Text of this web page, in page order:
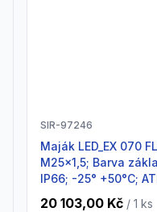
SIR-97246
Maják LED_EX 070 FLR S_Hliník; 40/80 V; AC/DC;
M25x1,5; Barva
IP66; -25° +50°C;
20 103,00 Kč / 1 ks